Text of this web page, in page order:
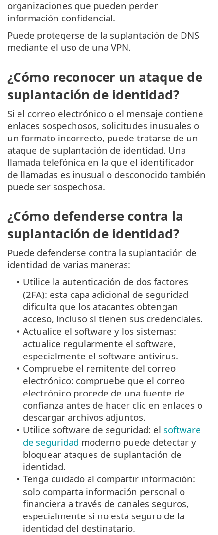
organizaciones que pueden perder
información confidencial.
Puede protegerse de la suplantación de DNS
mediante el uso de una VPN.
¿Cómo reconocer un ataque de
suplantación de identidad?
Si el correo electrónico o el mensaje contiene
enlaces sospechosos, solicitudes inusuales o
un formato incorrecto, puede tratarse de un
ataque de suplantación de identidad. Una
llamada telefónica en la que el identificador
de llamadas es inusual o desconocido también
puede ser sospechosa.
¿Cómo defenderse contra la
suplantación de identidad?
Puede defenderse contra la suplantación de
identidad de varias maneras:
• Utilice la autenticación de dos factores
(2FA): esta capa adicional de seguridad
dificulta que los atacantes obtengan
acceso, incluso si tienen sus credenciales.
• Actualice el software y los sistemas:
actualice regularmente el software,
especialmente el software antivirus.
• Compruebe el remitente del correo
electrónico: compruebe que el correo
electrónico procede de una fuente de
confianza antes de hacer clic en enlaces o
descargar archivos adjuntos.
• Utilice software de seguridad: el software
de seguridad moderno puede detectar y
bloquear ataques de suplantación de
identidad.
• Tenga cuidado al compartir información:
solo comparta información personal o
financiera a través de canales seguros,
especialmente si no está seguro de la
identidad del destinatario.